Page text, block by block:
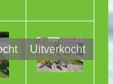
Uitverkocht